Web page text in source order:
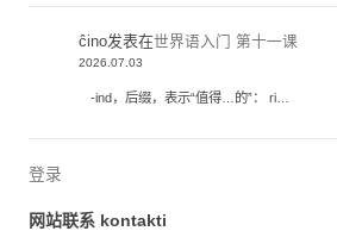
ĉino发表在世界语入门 第十一课
2026.07.03
-ind，后缀，表示“值得…的”： ri…
登录
网站联系 kontakti